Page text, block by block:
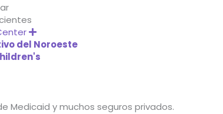
Expand
del Noroeste
Medicaid y muchos seguros privados.